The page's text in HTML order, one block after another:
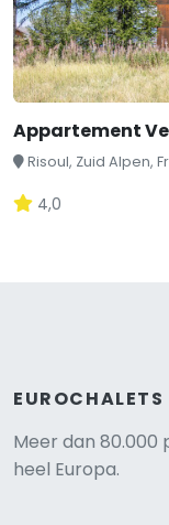
Appartement
Risoul, Zuid Alpen,
4,0
EUROCHALETS
Meer dan 80.000
heel Europa.